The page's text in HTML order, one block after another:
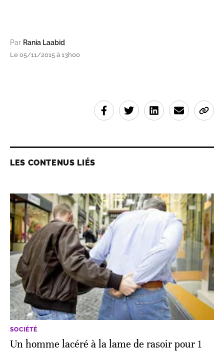
Par Rania Laabid
Le 05/11/2015 à 13h00
LES CONTENUS LIÉS
SOCIÉTÉ
Un homme lacéré à la lame de rasoir pour 1